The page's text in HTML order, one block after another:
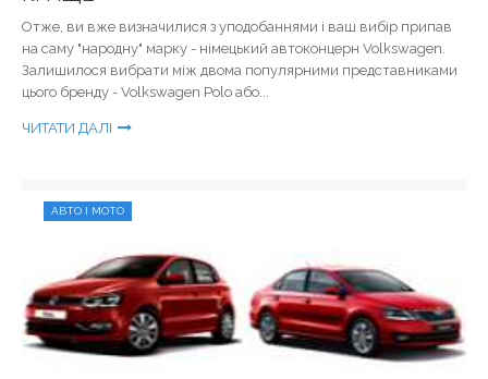
Отже, ви вже визначилися з уподобаннями і ваш вибір припав
на саму "народну" марку - німецький автоконцерн Volkswagen.
Залишилося вибрати між двома популярними представниками
цього бренду - Volkswagen Polo або...
ЧИТАТИ ДАЛІ
АВТО І МОТО